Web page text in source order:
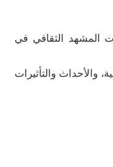
موسمه الـ 22 بلقاء بعنوان” تحولات المشهد الثقافي في
والأحداث والتأثيرات